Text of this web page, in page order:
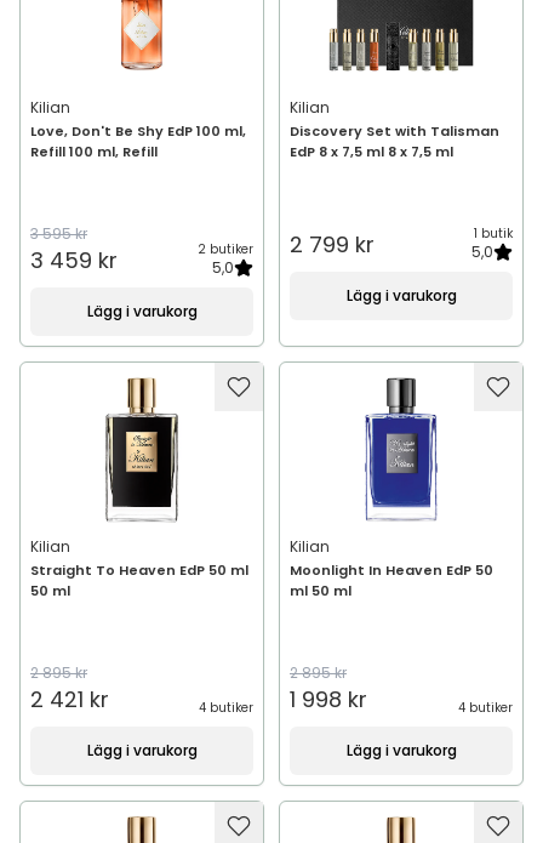
Kilian
Love, Don't Be Shy EdP 100 ml,
Refill 100 ml, Refill
3 595 kr
3 459 kr 2 butiker
5,0
Lägg i varukorg
Kilian
Discovery Set with Talisman
EdP 8 x 7,5 ml 8 x 7,5 ml
2 799 kr 1 butik
5,0
Lägg i varukorg
Kilian
Straight To Heaven EdP 50 ml
50 ml
2 895 kr
2 421 kr 4 butiker
Lägg i varukorg
Kilian
Moonlight In Heaven EdP 50
ml 50 ml
2 895 kr
1 998 kr 4 butiker
Lägg i varukorg